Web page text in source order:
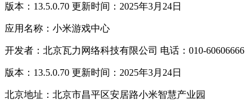
版本：13.5.0.70 更新时间：2025年3月24日
应用名称：小米游戏中心
开发者：北京瓦力网络科技有限公司 电话：010-60606666
版本：13.5.0.70 更新时间：2025年3月24日
北京地址：北京市昌平区安居路小米智慧产业园